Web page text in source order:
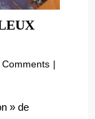
Comments
» de